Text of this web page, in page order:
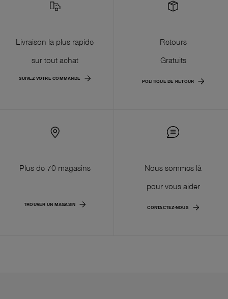
Livraison la plus rapide
sur tout achat
SUIVEZ VOTRE COMMANDE
Retours
Gratuits
POLITIQUE DE RETOUR
Plus de 70 magasins
TROUVER UN MAGASIN
Nous sommes là
pour vous aider
CONTACTEZ-NOUS